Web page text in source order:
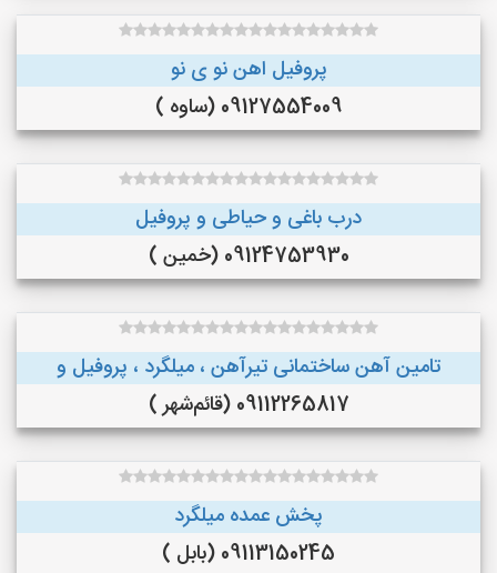
پروفیل اهن نو ی نو
09127554009 (ساوه )
درب باغی و حیاطی و پروفیل
09124753930 (خمین )
تامین آهن ساختمانی تیرآهن ، میلگرد ، پروفیل و
09112265817 (قائم‌شهر )
پخش عمده میلگرد
09113150245 (بابل )